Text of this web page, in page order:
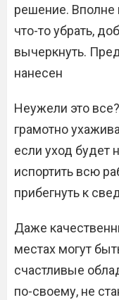
решение. Вполне
что-то убрать,
вычеркнуть.
нанесен
Неужели это
грамотно
если уход будет
испортить всю
прибегнуть к
Даже
местах могут
счастливые
по-своему, не